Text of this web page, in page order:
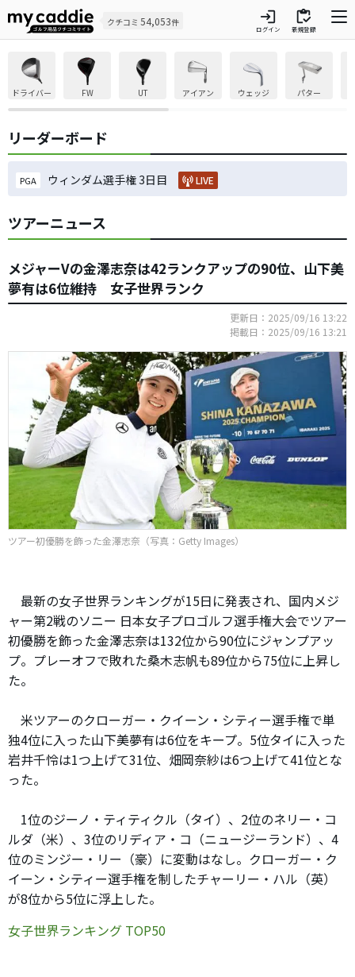
クチコミ 54,053件 login
ログイン
inventory
新規登録
ドライバー FW UT アイアン ウェッジ パター
リーダーボード
PGA ウィンダム選手権 3日目 LIVE
ツアーニュース
メジャーVの金澤志奈は42ランクアップの90位、山下美
夢有は6位維持 女子世界ランク
更新日：2025/09/16 13:22
掲載日：2025/09/16 13:21
ツアー初優勝を飾った金澤志奈（写真：Getty Images）
最新の女子世界ランキングが15日に発表され、国内メジ
ャー第2戦のソニー 日本女子プロゴルフ選手権大会でツアー
初優勝を飾った金澤志奈は132位から90位にジャンプアッ
プ。プレーオフで敗れた桑木志帆も89位から75位に上昇し
た。
米ツアーのクローガー・クイーン・シティー選手権で単
独4位に入った山下美夢有は6位をキープ。5位タイに入った
岩井千怜は1つ上げて31位、畑岡奈紗は6つ上げて41位とな
った。
1位のジーノ・ティティクル（タイ）、2位のネリー・コ
ルダ（米）、3位のリディア・コ（ニュージーランド）、4
位のミンジー・リー（豪）に変動はなし。クローガー・ク
イーン・シティー選手権を制したチャーリー・ハル（英）
が8位から5位に浮上した。
女子世界ランキング TOP50